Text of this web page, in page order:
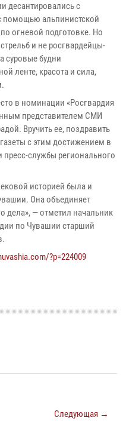
десантировались с
помощью альпинистской
огневой подготовке. Но
и не росгвардейцы-
суровые будни
ленте, красота и сила,
в номинации «Росгвардия
представителем СМИ
Вручить ее, поздравить
с этим достижением в
службы регионального
историей была и
Она объединяет
дела», — отметил начальник
по Чувашии старший
?p=224009
Следующая →